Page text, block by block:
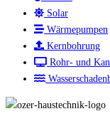
Solar
Wärmepumpen
Kernbohrung
Rohr- und